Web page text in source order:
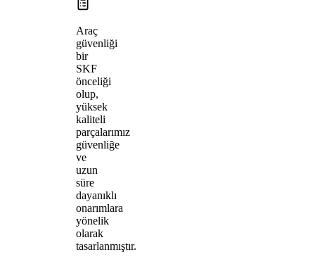
Araç
güvenliği
bir
SKF
önceliği
olup,
yüksek
kaliteli
parçalarımız
güvenliğe
ve
uzun
süre
dayanıklı
onarımlara
yönelik
olarak
tasarlanmıştır.